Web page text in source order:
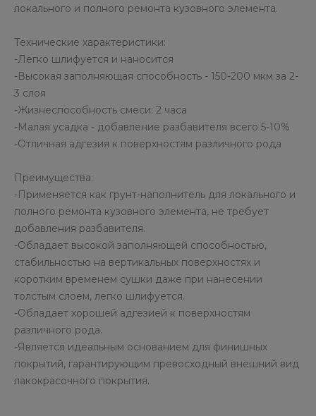
локального и полного ремонта кузовного элемента.
Технические характеристики:
-Легко шлифуется и наносится
-Высокая заполняющая способность - 150-200 мкм за 2-
3 слоя
-Жизнеспособность смеси: 2 часа
-Малая усадка - добавление разбавителя всего 5-10%
-Отличная адгезия к поверхностям различного рода
Преимущества:
-Применяется как грунт-наполнитель для локального и
полного ремонта кузовного элемента, не требует
добавления разбавителя.
-Обладает высокой заполняющей способностью,
стабильностью на вертикальных поверхностях и
коротким временем сушки даже при нанесении
толстым слоем, легко шлифуется.
-Обладает хорошей адгезией к поверхностям
различного рода.
-Является идеальным основанием для финишных
покрытий, гарантирующим превосходный внешний вид
лакокрасочного покрытия.